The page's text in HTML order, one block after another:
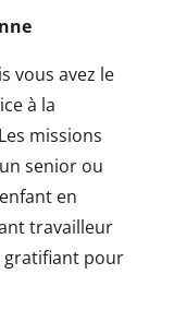
vous avez le
à la
missions
senior ou
en
travailleur
gratifiant pour